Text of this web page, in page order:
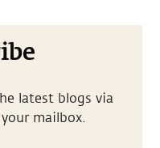
latest blogs via
mailbox.